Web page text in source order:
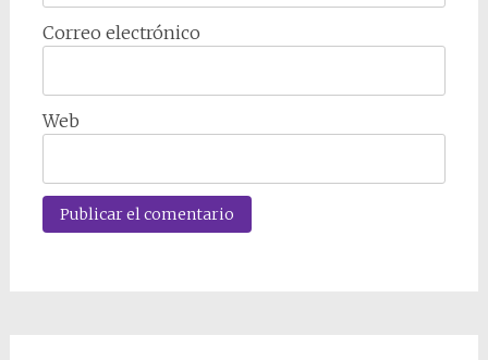
Correo electrónico
Web